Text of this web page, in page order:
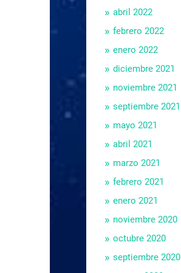
abril 2022
febrero 2022
enero 2022
diciembre 2021
noviembre 2021
septiembre 2021
mayo 2021
abril 2021
marzo 2021
febrero 2021
enero 2021
noviembre 2020
octubre 2020
septiembre 2020